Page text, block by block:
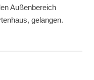
Außenbereich
gelangen.